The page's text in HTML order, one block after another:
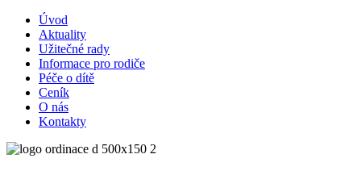
Úvod
Aktuality
Užitečné rady
Informace pro rodiče
Péče o dítě
Ceník
O nás
Kontakty